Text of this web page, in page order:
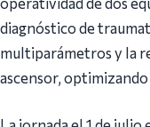
diagnóstico de
multiparámetros y la
ascensor,